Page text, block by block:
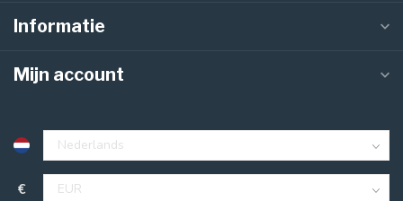
Informatie
Mijn account
€